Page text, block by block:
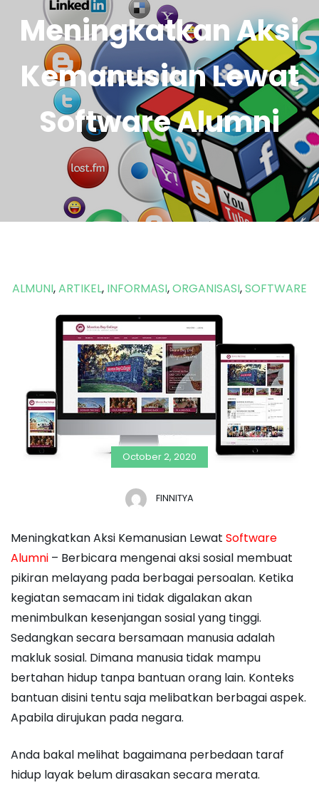
Untuk Alumni
Meningkatkan Aksi
Kemanusian Lewat
Software Alumni
ALMUNI,ARTIKEL, INFORMASI,ORGANISASI,SOFTWARE
October 2, 2020
FINNITYA
Meningkatkan Aksi Kemanusian Lewat Software
Alumni – Berbicara mengenai aksi sosial membuat
pikiran melayang pada berbagai persoalan. Ketika
kegiatan semacam ini tidak digalakan akan
menimbulkan kesenjangan sosial yang tinggi.
Sedangkan secara bersamaan manusia adalah
makluk sosial. Dimana manusia tidak mampu
bertahan hidup tanpa bantuan orang lain. Konteks
bantuan disini tentu saja melibatkan berbagai aspek.
Apabila dirujukan pada negara.
Anda bakal melihat bagaimana perbedaan taraf
hidup layak belum dirasakan secara merata.